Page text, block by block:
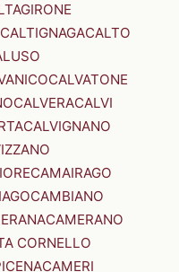
CALTIGNAGACALTO
CALVATONE
CALVERACALVI
CALVIGNANO
CAMAIRAGO
CAMBIANO
CAMERANO
CORNELLO
CAMERI